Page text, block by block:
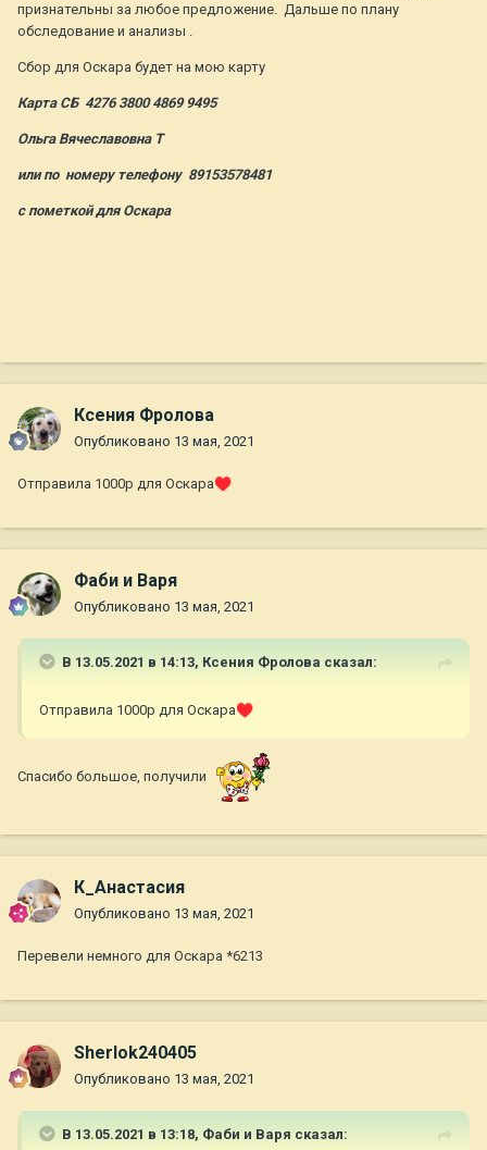
признательны за любое предложение. Дальше по плану
обследование и анализы .
Сбор для Оскара будет на мою карту
Карта СБ 4276 3800 4869 9495
Ольга Вячеславовна Т
или по номеру телефону 89153578481
с пометкой для Оскара
Ксения Фролова
Опубликовано 13 мая, 2021
Отправила 1000р для Оскара♥️
Фаби и Варя
Опубликовано 13 мая, 2021
В 13.05.2021 в 14:13, Ксения Фролова сказал:
Отправила 1000р для Оскара♥️
Спасибо большое, получили
К_Анастасия
Опубликовано 13 мая, 2021
Перевели немного для Оскара *6213
Sherlok240405
Опубликовано 13 мая, 2021
В 13.05.2021 в 13:18, Фаби и Варя сказал: